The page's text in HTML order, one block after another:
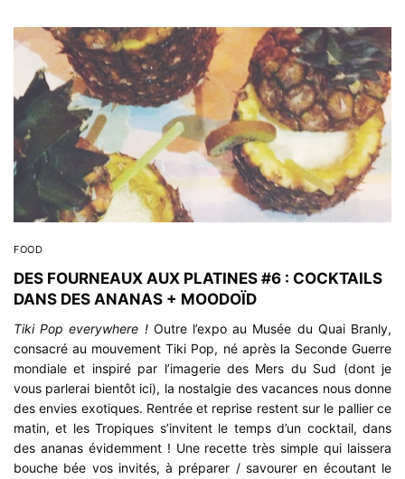
FOOD
DES FOURNEAUX AUX PLATINES #6 : COCKTAILS
DANS DES ANANAS + MOODOÏD
Tiki Pop everywhere !Outre l’expo au Musée du Quai Branly,
consacré au mouvement Tiki Pop, né après la Seconde Guerre
mondiale et inspiré par l’imagerie des Mers du Sud (dont je
vous parlerai bientôt ici), la nostalgie des vacances nous donne
des envies exotiques. Rentrée et reprise restent sur le pallier ce
matin, et les Tropiques s’invitent le temps d’un cocktail, dans
des ananas évidemment ! Une recette très simple qui laissera
bouche bée vos invités, à préparer / savourer en écoutant le